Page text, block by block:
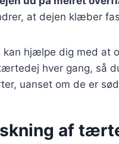
at dejen klæber
kan hjælpe dig med at
hver gang, så
uanset om de er
af